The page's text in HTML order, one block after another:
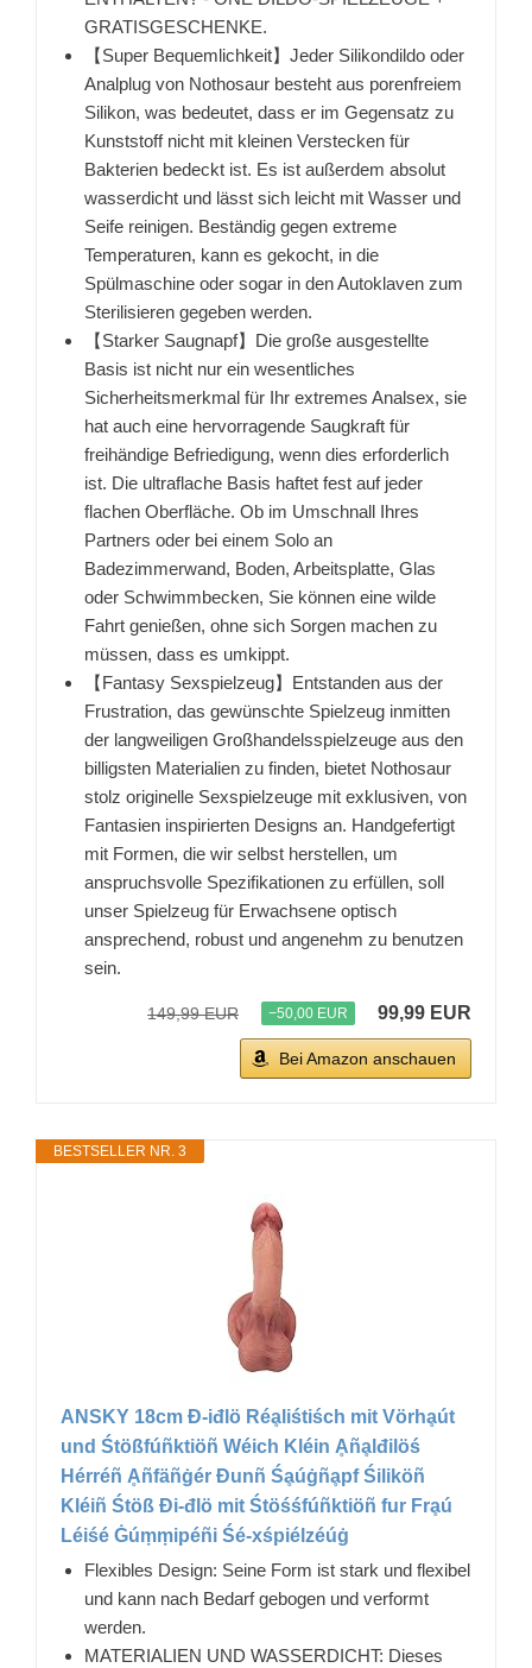
GRATISGESCHENKE.
【Super Bequemlichkeit】Jeder Silikondildo oder
Analplug von Nothosaur besteht aus porenfreiem
Silikon, was bedeutet, dass er im Gegensatz zu
Kunststoff nicht mit kleinen Verstecken für
Bakterien bedeckt ist. Es ist außerdem absolut
wasserdicht und lässt sich leicht mit Wasser und
Seife reinigen. Beständig gegen extreme
Temperaturen, kann es gekocht, in die
Spülmaschine oder sogar in den Autoklaven zum
Sterilisieren gegeben werden.
【Starker Saugnapf】Die große ausgestellte
Basis ist nicht nur ein wesentliches
Sicherheitsmerkmal für Ihr extremes Analsex, sie
hat auch eine hervorragende Saugkraft für
freihändige Befriedigung, wenn dies erforderlich
ist. Die ultraflache Basis haftet fest auf jeder
flachen Oberfläche. Ob im Umschnall Ihres
Partners oder bei einem Solo an
Badezimmerwand, Boden, Arbeitsplatte, Glas
oder Schwimmbecken, Sie können eine wilde
Fahrt genießen, ohne sich Sorgen machen zu
müssen, dass es umkippt.
【Fantasy Sexspielzeug】Entstanden aus der
Frustration, das gewünschte Spielzeug inmitten
der langweiligen Großhandelsspielzeuge aus den
billigsten Materialien zu finden, bietet Nothosaur
stolz originelle Sexspielzeuge mit exklusiven, von
Fantasien inspirierten Designs an. Handgefertigt
mit Formen, die wir selbst herstellen, um
anspruchsvolle Spezifikationen zu erfüllen, soll
unser Spielzeug für Erwachsene optisch
ansprechend, robust und angenehm zu benutzen
sein.
149,99 EUR −50,00 EUR 99,99 EUR
Bei Amazon anschauen
BESTSELLER NR. 3
ANSKY 18cm Đ-iđlö Réḁliśtiśch mit Vörhḁút
und Śtößfúñktiöñ Wéich Kléin Ḁñḁlđilöś
Hérréñ Ḁñfäñġér Đunñ Śḁúġñḁpf Śiliköñ
Kléiñ Śtöß Đi-đlö mit Śtöśśfúñktiöñ fur Frḁú
Léiśé Ġúṃṃipéñi Śé-xśpiélzéúġ
Flexibles Design: Seine Form ist stark und flexibel
und kann nach Bedarf gebogen und verformt
werden.
MATERIALIEN UND WASSERDICHT: Dieses